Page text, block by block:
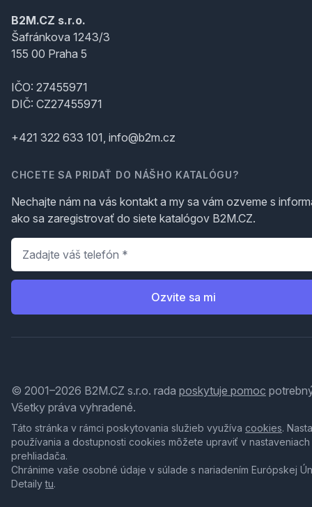
B2M.CZ s.r.o.
Šafránkova 1243/3
155 00 Praha 5
IČO: 27455971
DIČ: CZ27455971
+421 322 633 101, info@b2m.cz
CHCETE SA PRIDAŤ DO NÁŠHO KATALÓGU?
Nechajte nám na vás kontakt a my sa vám ozveme s
ako sa zaregistrovať do siete katalógov B2M.CZ.
Telefón
Ozvite sa mi
© 2001–2026 B2M.CZ s.r.o. rada poskytuje pomoc
Všetky práva vyhradené.
Táto stránka v rámci poskytovania služieb využíva cookies.
používania a dostupnosti cookies môžete upraviť v nastaveniach
prehliadača.
Chránime vaše osobné údaje v súlade s nariadením Európskej
Detailytu.